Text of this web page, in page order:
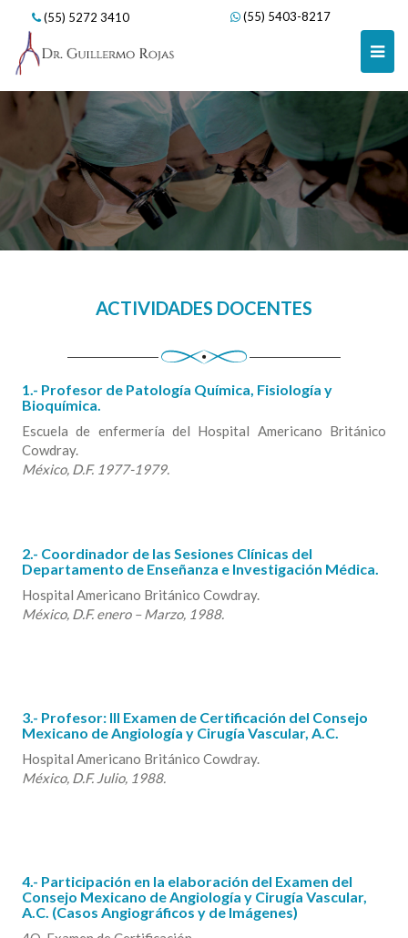
Skip
(55) 5272 3410 (55) 5403-8217
ACTIVIDADES DOCENTES
1.- Profesor de Patología Química, Fisiología y
Bioquímica.
Escuela de enfermería del Hospital Americano Británico
Cowdray.
México, D.F. 1977-1979.
2.- Coordinador de las Sesiones Clínicas del
Departamento de Enseñanza e Investigación Médica.
Hospital Americano Británico Cowdray.
México, D.F. enero – Marzo, 1988.
3.- Profesor: III Examen de Certificación del Consejo
Mexicano de Angiología y Cirugía Vascular, A.C.
Hospital Americano Británico Cowdray.
México, D.F. Julio, 1988.
4.- Participación en la elaboración del Examen del
Consejo Mexicano de Angiología y Cirugía Vascular,
A.C. (Casos Angiográficos y de Imágenes)